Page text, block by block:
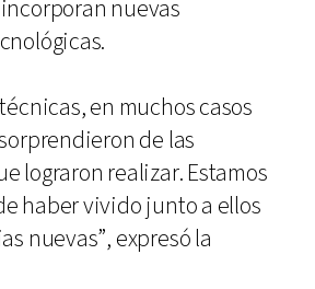
nuevas
en muchos casos
de las
lograron realizar. Estamos
haber vivido junto a ellos
nuevas”, expresó la